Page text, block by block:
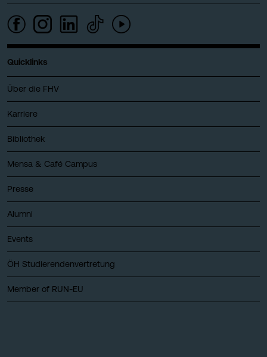
Quicklinks
Über die FHV
Karriere
Bibliothek
Mensa & Café Campus
Presse
Alumni
Events
ÖH Studierendenvertretung
Member of RUN-EU